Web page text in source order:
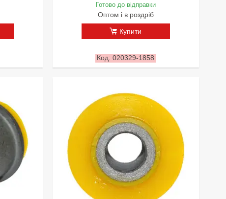
Готово до відправки
Оптом і в роздріб
Купити
020329-1858